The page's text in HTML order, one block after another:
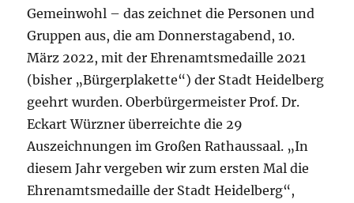
Gemeinwohl – das zeichnet die Personen und
Gruppen aus, die am Donnerstagabend, 10.
März 2022, mit der Ehrenamtsmedaille 2021
(bisher „Bürgerplakette“) der Stadt Heidelberg
geehrt wurden. Oberbürgermeister Prof. Dr.
Eckart Würzner überreichte die 29
Auszeichnungen im Großen Rathaussaal. „In
diesem Jahr vergeben wir zum ersten Mal die
Ehrenamtsmedaille der Stadt Heidelberg“,